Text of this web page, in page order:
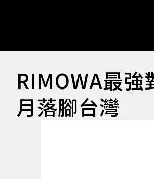
RIMOWA最
月落腳台灣